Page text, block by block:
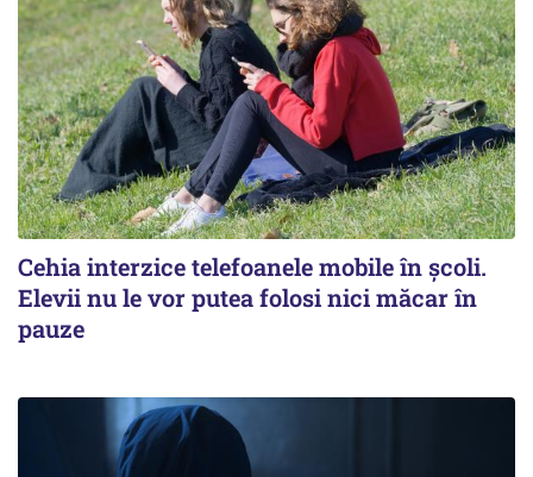
Cehia interzice telefoanele mobile în școli.
Elevii nu le vor putea folosi nici măcar în
pauze